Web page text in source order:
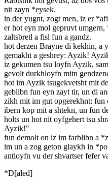
nit zayn *eysek.
in der yugnt, zogt men, iz er
er hot eyn mol gepruvt
zaltsbretl a fisl fun a gandz.
hot derzen Brayne di kekhin, a
gemakht a geshrey: Ayzik!
iz gekumen tsu loyfn Ayzik,
gevolt durkhloyfn mitn
hot im Ayzik tsugekvetsht mit
geblibn fun eyn zayt tir, un di
zikh mit im gut opgerekhnt:
ibern kop mit a shtekn, un fun
holts un hot nit oyfgehert tsu
Ayzik!"
fun demolt on iz im farblibn a
im un a zog geton glaykh in
antloyfn vu der shvartser fefer
*D[aled]